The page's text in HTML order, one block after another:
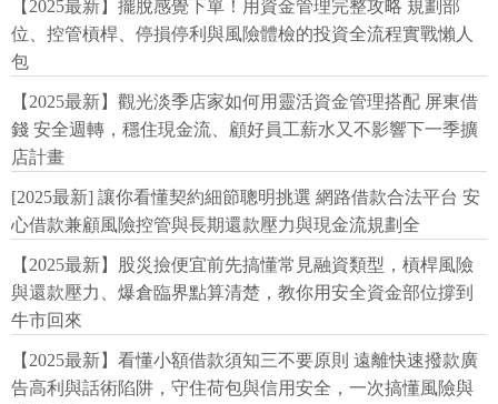
【2025最新】擺脫感覺下單！用資金管理完整攻略 規劃部
位、控管槓桿、停損停利與風險體檢的投資全流程實戰懶人
包
【2025最新】觀光淡季店家如何用靈活資金管理搭配 屏東借
錢 安全週轉，穩住現金流、顧好員工薪水又不影響下一季擴
店計畫
[2025最新] 讓你看懂契約細節聰明挑選 網路借款合法平台 安
心借款兼顧風險控管與長期還款壓力與現金流規劃全
【2025最新】股災撿便宜前先搞懂常見融資類型，槓桿風險
與還款壓力、爆倉臨界點算清楚，教你用安全資金部位撐到
牛市回來
【2025最新】看懂小額借款須知三不要原則 遠離快速撥款廣
告高利與話術陷阱，守住荷包與信用安全，一次搞懂風險與